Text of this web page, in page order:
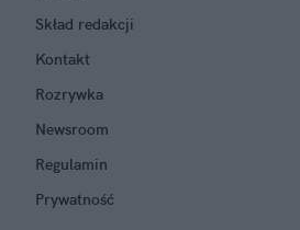
Skład redakcji
Kontakt
Rozrywka
Newsroom
Regulamin
Prywatność